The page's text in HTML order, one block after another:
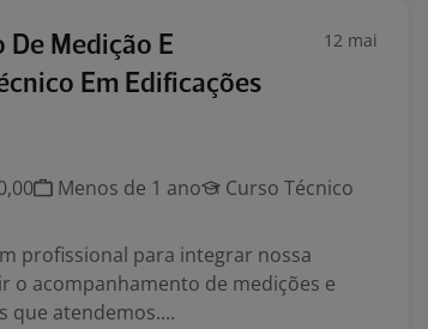
De Medição E
Em Edificações
12 mai
Menos de 1 ano
Curso Técnico
profissional para integrar nossa
o acompanhamento de medições e
que atendemos....